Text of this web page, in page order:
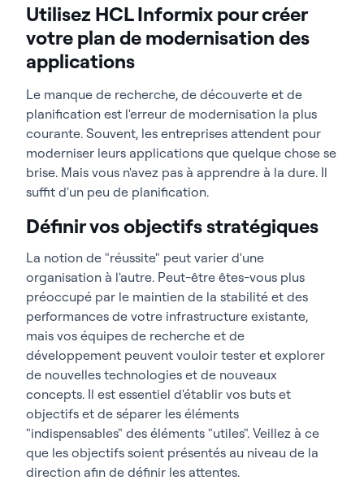
Utilisez HCL Informix pour créer
votre plan de modernisation des
applications
Le manque de recherche, de découverte et de
planification est l'erreur de modernisation la plus
courante. Souvent, les entreprises attendent pour
moderniser leurs applications que quelque chose se
brise. Mais vous n'avez pas à apprendre à la dure. Il
suffit d'un peu de planification.
Définir vos objectifs stratégiques
La notion de "réussite" peut varier d'une
organisation à l'autre. Peut-être êtes-vous plus
préoccupé par le maintien de la stabilité et des
performances de votre infrastructure existante,
mais vos équipes de recherche et de
développement peuvent vouloir tester et explorer
de nouvelles technologies et de nouveaux
concepts. Il est essentiel d'établir vos buts et
objectifs et de séparer les éléments
"indispensables" des éléments "utiles". Veillez à ce
que les objectifs soient présentés au niveau de la
direction afin de définir les attentes.